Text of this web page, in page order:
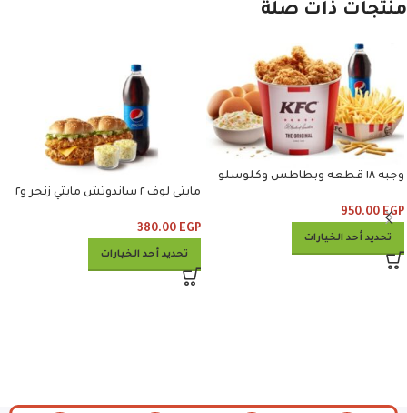
منتجات ذات صلة
وجبه ١٨ قطعه وبطاطس وكلوسلو
950.00 EGP
تحديد أحد الخيارات
مايتى لوف ٢ ساندوتش مايتي زنجر و٢
380.00 EGP
تحديد أحد الخيارات